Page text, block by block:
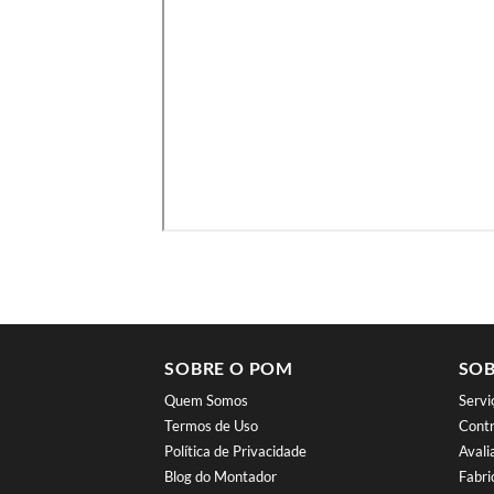
SOBRE O POM
Quem Somos
Termos de Uso
Política de Privacidade
Blog do Montador